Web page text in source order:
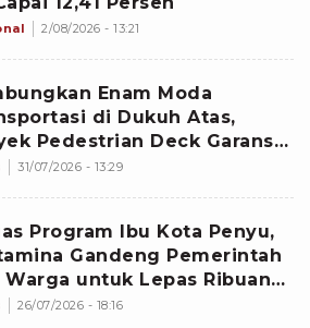
2/08/2026 - 13:21
Enam Moda
di Dukuh Atas,
Pedestrian Deck Garansi
Keamanan Pejalan
31/07/2026 - 13:29
Program Ibu Kota Penyu,
Gandeng Pemerintah
Warga untuk Lepas Ribuan
Kembali ke Laut
26/07/2026 - 18:16